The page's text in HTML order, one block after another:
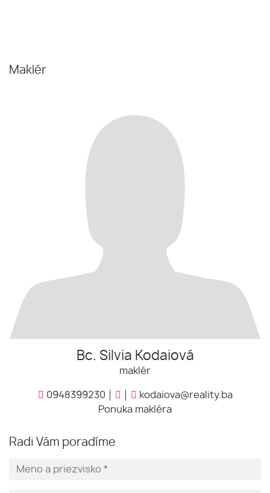
Maklér
Bc. Silvia Kodaiová
maklér
0948399230
kodaiova@reality.ba
Ponuka makléra
Radi Vám poradíme